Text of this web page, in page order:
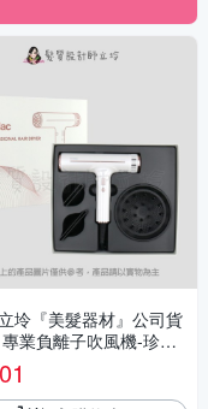
立坽『美髮器材』公司貨
業負離子吹風機-珍珠